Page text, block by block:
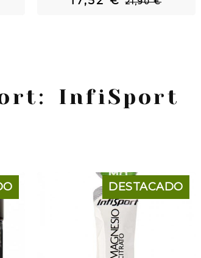
InfiSport
DESTACADO